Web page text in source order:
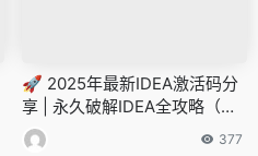
🚀 2025年最新IDEA激活码分
享 | 永久破解IDEA全攻略（附
图文教程）
377